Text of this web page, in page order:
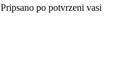
Pripsano po potvrzeni vasi